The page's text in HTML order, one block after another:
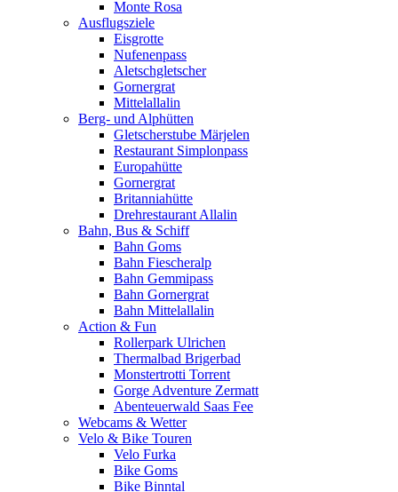
Monte Rosa
Ausflugsziele
Eisgrotte
Nufenenpass
Aletschgletscher
Gornergrat
Mittelallalin
Berg- und Alphütten
Gletscherstube Märjelen
Restaurant Simplonpass
Europahütte
Gornergrat
Britanniahütte
Drehrestaurant Allalin
Bahn, Bus & Schiff
Bahn Goms
Bahn Fiescheralp
Bahn Gemmipass
Bahn Gornergrat
Bahn Mittelallalin
Action & Fun
Rollerpark Ulrichen
Thermalbad Brigerbad
Monstertrotti Torrent
Gorge Adventure Zermatt
Abenteuerwald Saas Fee
Webcams & Wetter
Velo & Bike Touren
Velo Furka
Bike Goms
Bike Binntal